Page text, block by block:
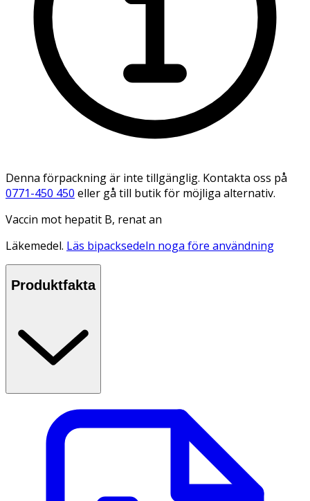
Denna förpackning är inte tillgänglig. Kontakta oss på
0771-450 450 eller gå till butik för möjliga alternativ.
Vaccin mot hepatit B, renat an
Läkemedel. Läs bipacksedeln noga före användning
Produktfakta